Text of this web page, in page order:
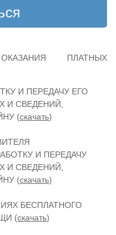
ПЛАТНЫХ
И ПЕРЕДАЧУ ЕГО
И СВЕДЕНИЙ,
(скачать)
И ПЕРЕДАЧУ
И СВЕДЕНИЙ,
(скачать)
БЕСПЛАТНОГО
(скачать)